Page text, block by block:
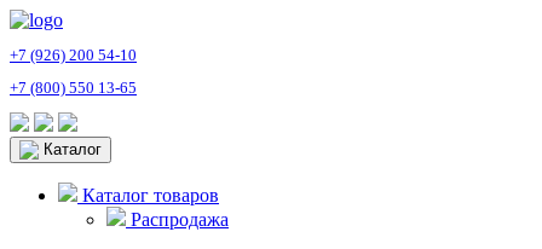
+7 (926) 200 54-10
+7 (800) 550 13-65
Каталог
Каталог товаров
Распродажа